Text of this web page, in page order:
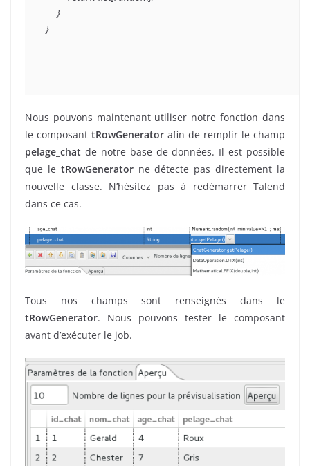
}
}
Nous pouvons maintenant utiliser notre fonction dans
le composant tRowGenerator afin de remplir le champ
pelage_chat de notre base de données. Il est possible
que le tRowGeneratorne détecte pas directement la
nouvelle classe. N’hésitez pas à redémarrer Talend
dans ce cas.
Tous nos champs sont renseignés dans le
tRowGenerator. Nous pouvons tester le composant
avant d’exécuter le job.